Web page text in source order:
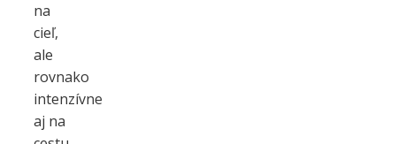
na
cieľ,
ale
rovnako
intenzívne
aj na